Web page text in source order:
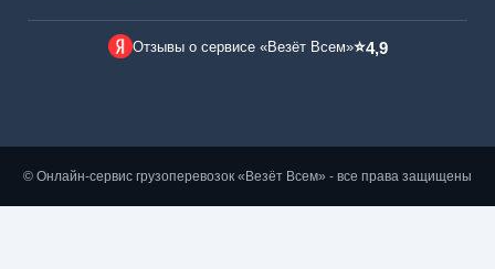
Отзывы о сервисе «Везёт Всем»⭐4,9
© Онлайн-сервис грузоперевозок «Везёт Всем» - все права защищены